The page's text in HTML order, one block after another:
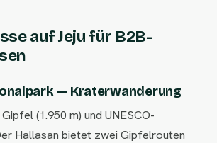
auf Jeju für B2B-
— Kraterwanderung
(1.950 m) und UNESCO-
Hallasan bietet zwei Gipfelrouten